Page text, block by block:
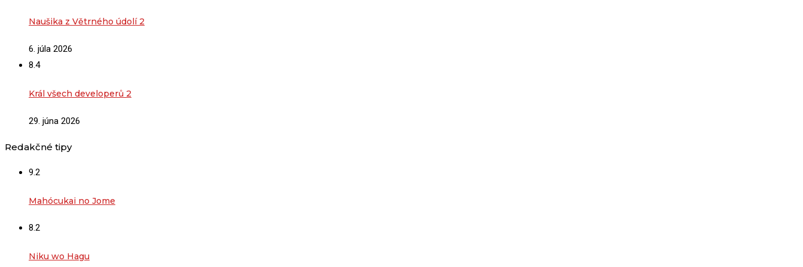
Naušika z Větrného údolí 2
6. júla 2026
8.4
Král všech developerů 2
29. júna 2026
Redakčné tipy
9.2
Mahócukai no Jome
8.2
Niku wo Hagu